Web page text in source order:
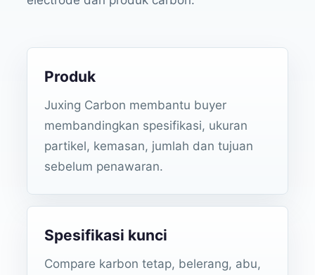
Produk
Juxing Carbon membantu buyer
membandingkan spesifikasi, ukuran
partikel, kemasan, jumlah dan tujuan
sebelum penawaran.
Spesifikasi kunci
Compare karbon tetap, belerang, abu,